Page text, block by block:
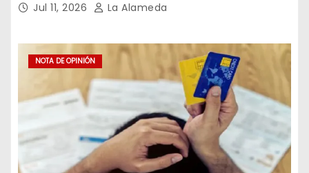
Jul 11, 2026 La Alameda
NOTA DE OPINIÓN